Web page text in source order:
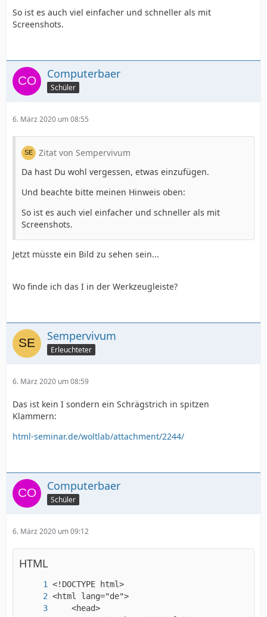
So ist es auch viel einfacher und schneller als mit
Screenshots.
Computerbaer
Schüler
6. März 2020 um 08:55
Zitat von Sempervivum
Da hast Du wohl vergessen, etwas einzufügen.
Und beachte bitte meinen Hinweis oben:
So ist es auch viel einfacher und schneller als mit
Screenshots.
Jetzt müsste ein Bild zu sehen sein...
Wo finde ich das I in der Werkzeugleiste?
Sempervivum
Erleuchteter
6. März 2020 um 08:59
Das ist kein I sondern ein Schrägstrich in spitzen
Klammern:
html-seminar.de/woltlab/attachment/2244/
Computerbaer
Schüler
6. März 2020 um 09:12
HTML